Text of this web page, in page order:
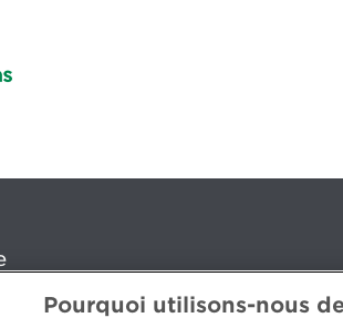
bureau 800, Montréal (Québec)
Pourquoi utilisons-nous